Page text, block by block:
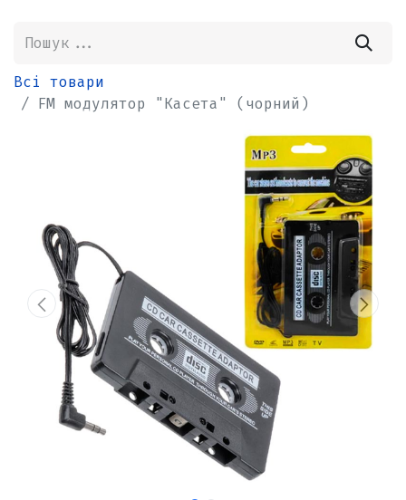
Всі товари
FM модулятор "Касета" (чорний)